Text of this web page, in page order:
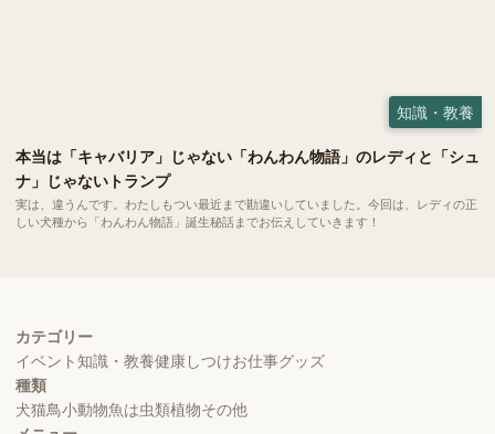
知識・教養
本当は「キャバリア」じゃない「わんわん物語」のレディと「シュ
ナ」じゃないトランプ
実は、違うんです。わたしもつい最近まで勘違いしていました。今回は、レディの正
しい犬種から「わんわん物語」誕生秘話までお伝えしていきます！
カテゴリー
イベント知識・教養健康しつけお仕事グッズ
種類
犬猫鳥小動物魚は虫類植物その他